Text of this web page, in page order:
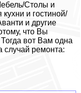
Столы и
и гостиной/
и другие
что Вы
вот Вам одна
случай ремонта: